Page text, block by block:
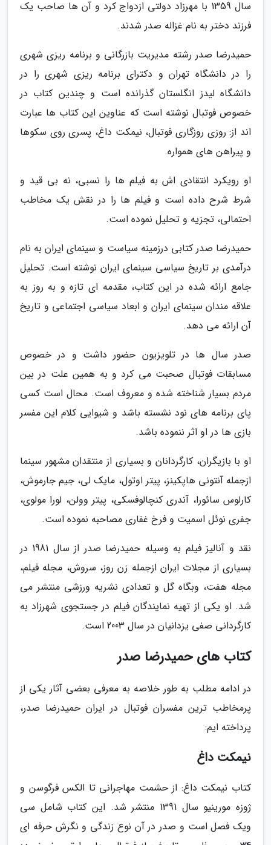
سال 1359 با مهرزاد دولتی ازدواج کرد و آن ها صاحب یک
فرزند دختر به نام غزاله صدر شدند.
حمیدرضا صدر رشته مدیریت بازرگانی و برنامه ریزی شهری
را در دانشگاه تهران و دکترای برنامه ریزی شهری را در
دانشگاه لیدز انگلستان گذرانده است و چندین کتاب در
خصوص فوتبال نوشته است که عناوین این کتاب ها عبارت
اند از: روزی روزگاری فوتبال، نیمکت داغ، پسری روی سکوها
و پیراهن های همواره.
او رویکرد انتقادی اش به فیلم ها را نسبی، نه بی قید و
شرط شرح داده است و فیلم ها را در نقش یک مخاطب
احتمالی، تجزیه و تحلیل نموده است.
حمیدرضا صدر کتابی درزمینه سیاست و سینمای ایران به نام
درآمدی بر تاریخ سیاسی سینمای ایران نوشته است. تحلیل
جامع ارائه شده در این کتاب، مقدمه ای تازه و به روز به
علاقه مندان سینمای ایران و ابعاد سیاسی اجتماعی و تاریخ
آن ارائه می دهد.
صدر سال ها در تلویزیون حضور داشت و در خصوص
مسابقات فوتبال صحبت می کرد و به همین علت در بین
مردم بسیار شناخته شده و معروف است. محال است کسی
پای برنامه های نود نشسته باشد و شیوایی کلام این مفسر
بازی ها در او اثر ننموده باشد.
او با بازیگران، کارگردانان و بسیاری از منتقدان مشهور سینما
ازجمله آنتونی هاپکینز، پیتر اوتول، مایک لی، جیم جارموش،
کارلوس سائورا، آندری کنچالوفسکی، پیتر وولن، لورا مولوی،
جفری نوئل اسمیت و فرخ غفاری مصاحبه نموده است.
نقد و آنالیز فیلم به وسیله حمیدرضا صدر از سال 1981 در
بسیاری از مجلات ایران ازجمله زن روز، سروش، مجله فیلم،
مجله هفت، وبگاه گل و تعدادی نشریه ورزشی منتشر می
شد. او یکی از تهیه نمایندگان فیلم در جستجوی شهرزاد به
کارگردانی صفی یزدانیان در سال 2003 است.
کتاب های حمیدرضا صدر
در ادامه مطلب به طور خلاصه به معرفی بعضی آثار یکی از
پرمخاطب ترین مفسران فوتبال در ایران حمیدرضا صدر،
پرداخته ایم:
نیمکت داغ
کتاب نیمکت داغ: از حشمت مهاجرانی تا الکس فرگوسن و
ژوزه مورینیو سال 1391 منتشر شد. این کتاب شامل سی
ویک فصل است و صدر در آن نوع زندگی و نگرش حرفه ای